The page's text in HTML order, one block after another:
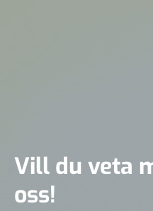
Vill du veta
oss!